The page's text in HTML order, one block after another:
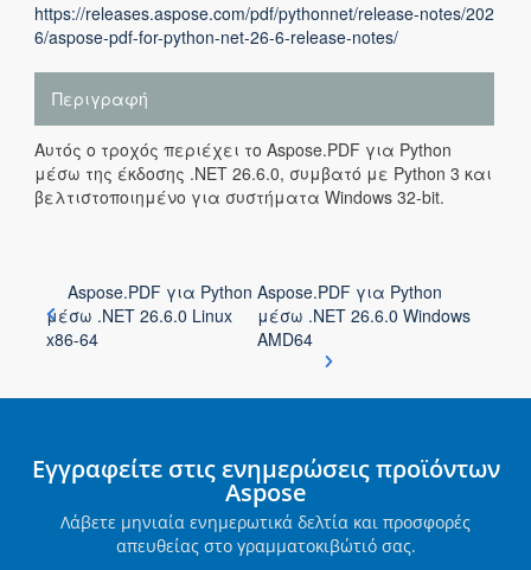
https://releases.aspose.com/pdf/pythonnet/release-notes/202
6/aspose-pdf-for-python-net-26-6-release-notes/
Περιγραφή
Αυτός ο τροχός περιέχει το Aspose.PDF για Python
μέσω της έκδοσης .NET 26.6.0, συμβατό με Python 3 και
βελτιστοποιημένο για συστήματα Windows 32-bit.
Aspose.PDF για Python
μέσω .NET 26.6.0 Linux
x86-64
Aspose.PDF για Python
μέσω .NET 26.6.0 Windows
AMD64
Εγγραφείτε στις ενημερώσεις προϊόντων
Aspose
Λάβετε μηνιαία ενημερωτικά δελτία και προσφορές
απευθείας στο γραμματοκιβώτιό σας.